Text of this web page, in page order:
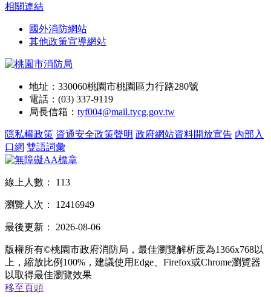
相關連結
國外消防網站
其他政策宣導網站
地址：330060桃園市桃園區力行路280號
電話：(03) 337-9119
局長信箱： tyf004@mail.tycg.gov.tw
隱私權政策 資通安全政策聲明 政府網站資料開放宣告 內部入
口網 雙語詞彙
線上人數： 113
瀏覽人次： 12416949
最後更新： 2026-08-06
版權所有©桃園市政府消防局，最佳瀏覽解析度為1366x768以
上，縮放比例100%，建議使用Edge、Firefox或Chrome瀏覽器
以取得最佳瀏覽效果
移至頁頭